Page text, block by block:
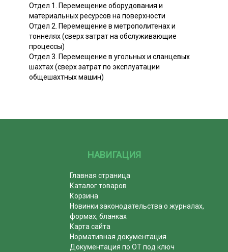
Отдел 1. Перемещение оборудования и
материальных ресурсов на поверхности
Отдел 2. Перемещение в метрополитенах и
тоннелях (сверх затрат на обслуживающие
процессы)
Отдел 3. Перемещение в угольных и сланцевых
шахтах (сверх затрат по эксплуатации
общешахтных машин)
НАВИГАЦИЯ
Главная страница
Каталог товаров
Корзина
Новинки законодательства о журналах,
формах, бланках
Карта сайта
Нормативная документация
Документация по ОТ под ключ